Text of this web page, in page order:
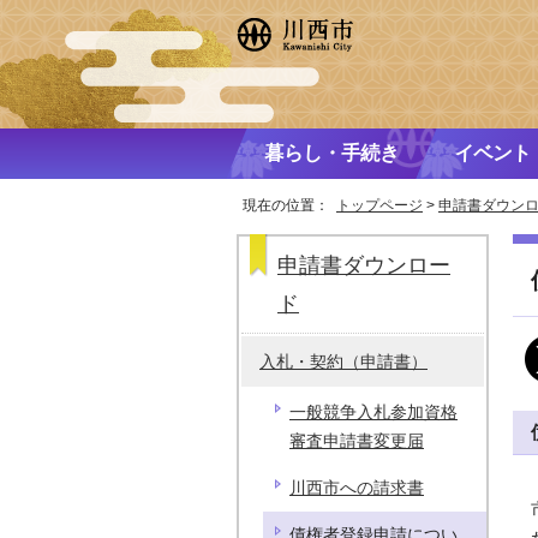
暮らし・手続き イベント
現在の位置： トップページ > 申請書ダウン
申請書ダウンロー
ド
入札・契約（申請書）
一般競争入札参加資格
審査申請書変更届
川西市への請求書